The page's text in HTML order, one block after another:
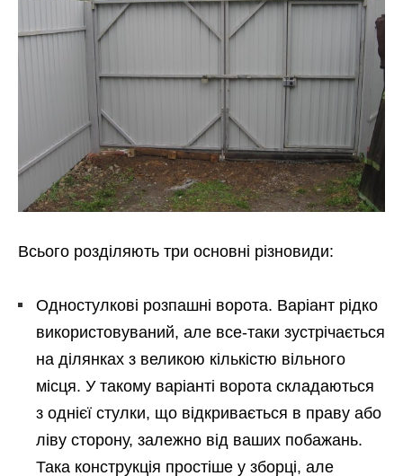
Всього розділяють три основні різновиди:
Одностулкові розпашні ворота. Варіант рідко
використовуваний, але все-таки зустрічається
на ділянках з великою кількістю вільного
місця. У такому варіанті ворота складаються
з однієї стулки, що відкривається в праву або
ліву сторону, залежно від ваших побажань.
Така конструкція простіше у зборці, але